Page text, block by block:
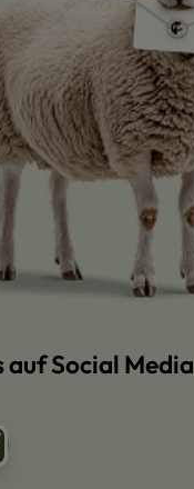
auf Social Media